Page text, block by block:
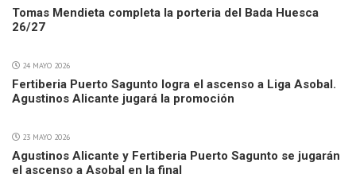
Tomas Mendieta completa la porteria del Bada Huesca
26/27
24 MAYO 2026
Fertiberia Puerto Sagunto logra el ascenso a Liga Asobal.
Agustinos Alicante jugará la promoción
23 MAYO 2026
Agustinos Alicante y Fertiberia Puerto Sagunto se jugarán
el ascenso a Asobal en la final